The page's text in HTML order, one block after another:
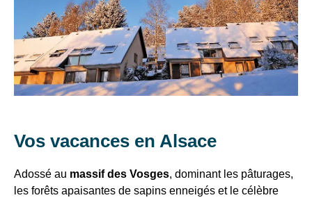
Vos vacances en Alsace
Adossé au massif des Vosges, dominant les pâturages,
les forêts apaisantes de sapins enneigés et le célèbre
28/11 au
22/12/25
602 €
539
€
483
€
364
€
Gratuit
20 au
27/12/25
602 €
539
€
483
€
364
€
182 €
27/12/25
17/01 au
au
14/03/26
483 €
€
€
€
Gratuit
labellisation,
rendez-vous sur
:laclefverte.org
exclusives
et
des
bons
plans
vacances
Il